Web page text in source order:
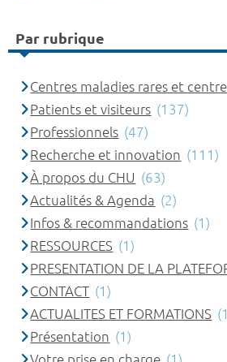
Par rubrique
Centres maladies rares et
Patients et visiteurs (137)
Professionnels (47)
Recherche et innovation (111)
À propos du CHU (63)
Actualités & Agenda (2)
Infos & recommandations (1)
RESSOURCES (1)
PRESENTATION DE LA
CONTACT (1)
ACTUALITES ET FORMATIONS
Présentation (1)